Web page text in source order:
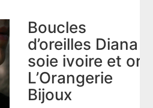
Boucles
d’oreilles Diana
soie ivoire et or
L’Orangerie
Bijoux